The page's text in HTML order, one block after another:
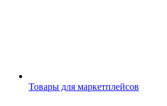
Товары для маркетплейсов